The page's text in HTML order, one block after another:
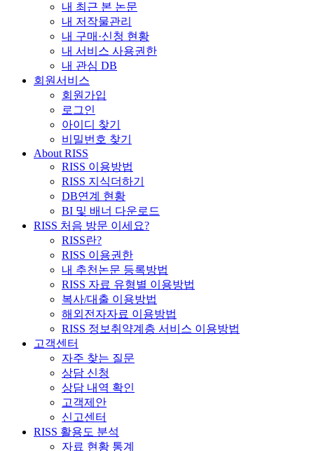
내 최근 본 논문
내 저작물관리
내 구매·신청 현황
내 서비스 사용권한
내 관심 DB
회원서비스
회원가입
로그인
아이디 찾기
비밀번호 찾기
About RISS
RISS 이용방법
RISS 지식더하기
DB연계 현황
BI 및 배너 다운로드
RISS 처음 방문 이세요?
RISS란?
RISS 이용권한
내 추천논문 등록방법
RISS 자료 유형별 이용방법
복사/대출 이용방법
해외전자자료 이용방법
RISS 정보취약계층 서비스 이용방법
고객센터
자주 찾는 질문
상담 신청
상담 내역 확인
고객제안
신고센터
RISS 활용도 분석
자료 현황 통계